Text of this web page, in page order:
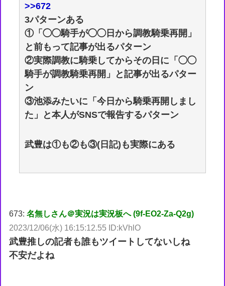
>>672
3パターンある
①「◯◯騎手が◯◯日から調教騎乗再開」
と前もって記事が出るパターン
②実際調教に騎乗してからその日に「◯◯
騎手が調教騎乗再開」と記事が出るパター
ン
③池添みたいに「今日から騎乗再開しまし
た」と本人がSNSで報告するパターン
武豊は①も②も③(日記)も実際にある
673:名無しさん＠実況は実況板へ (9f-EO2-Za-Q2g)
2023/12/06(水) 16:15:12.55 ID:kVhlO
武豊推しの記者も誰もツイートしてないしね
不安だよね